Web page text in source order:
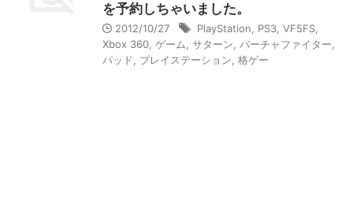
を予約しちゃいました。
2012/10/27 PlayStation PS3 VF5FS
Xbox 360 ゲーム サターン バーチャファイター
パッド
プレイステーション 格ゲー